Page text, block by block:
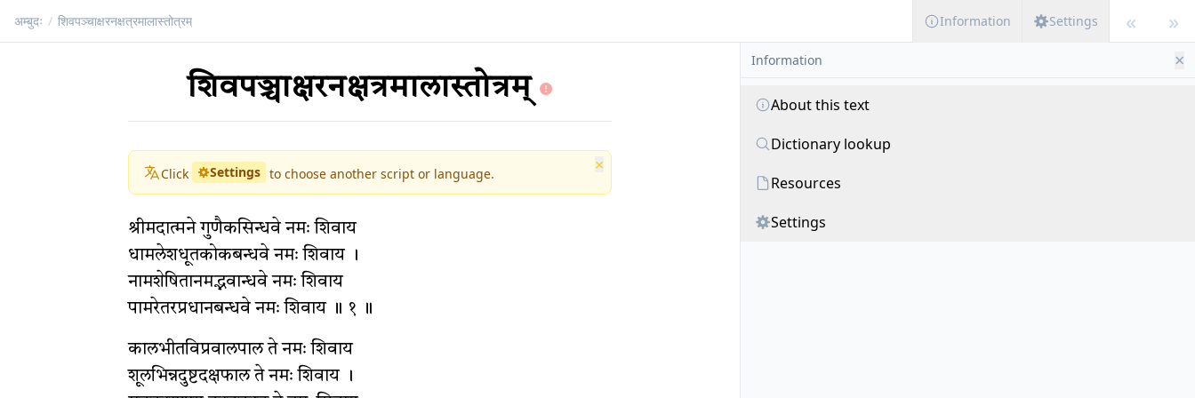
शिवपञ्चाक्षरनक्षत्रमालास्तोत्रम्
Click Settings to choose another script or language. ×
श्रीमदात्मने गुणैकसिन्धवे नमः शिवाय
धामलेशधूतकोकबन्धवे नमः शिवाय ।
नामशेषितानमद्भवान्धवे नमः शिवाय
पामरेतरप्रधानबन्धवे नमः शिवाय ॥ १ ॥
कालभीतविप्रवालपाल ते नमः शिवाय
शूलभिन्नदुष्टदक्षफाल ते नमः शिवाय ।
अम्बुदः / शिवपञ्चाक्षरनक्षत्रमालास्तोत्रम् Information Settings « »
Information ×
About this text
Dictionary lookup
Resources
Settings